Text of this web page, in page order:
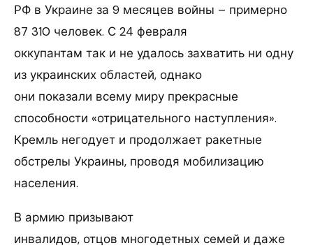
РФ в Украине за 9 месяцев войны – примерно
87 310 человек. С 24 февраля
оккупантам так и не удалось захватить ни одну
из украинских областей, однако
они показали всему миру прекрасные
способности «отрицательного наступления».
Кремль негодует и продолжает ракетные
обстрелы Украины, проводя мобилизацию
населения.
В армию призывают
инвалидов, отцов многодетных семей и даже